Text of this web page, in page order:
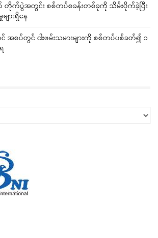
က်ပွဲအတွင်း စစ်တပ်စခန်းတစ်ခုကို သိမ်းပိုက်ခဲ့ပြီး
ားရှိနေ
စပ်တွင် ငါးဖမ်းသမားများကို စစ်တပ်ပစ်ခတ်၍ ၁